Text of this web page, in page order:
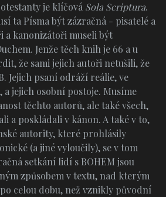
je klíčová Sola Scriptura.
ta Písma být zázračná - pisatelé a
a kanonizátoři museli být
Jenže těch knih je 66 a u
že sami jejich autoři netušili, že
Jejich psaní odráží reálie, ve
a jejich osobní postoje. Musíme
těchto autorů, ale také všech,
a poskládali v kánon. A také v to,
autority, které prohlásily
(a jiné vyloučily), se v tom
setkání lidí s BOHEM jsou
způsobem v textu, nad kterým
celou dobu, než vznikly původní